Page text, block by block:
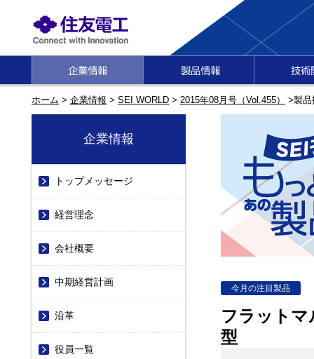
ホーム > 企業情報 > SEI WORLD > 2015年08月号（Vol.455） >製品
今月の注目製品
フラットマ
型
企業情報
トップメッセージ
経営理念
会社概要
中期経営計画
沿革
役員一覧